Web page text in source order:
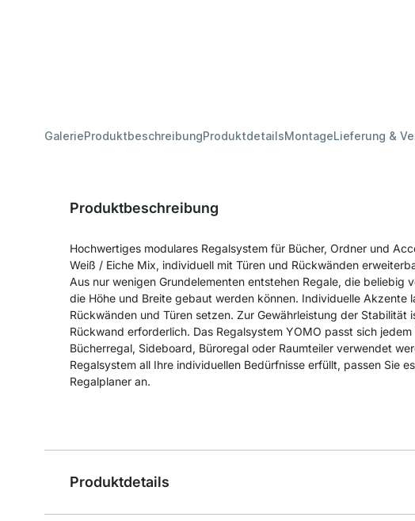
GalerieProduktbeschreibungProduktdetailsMontageLieferung &
Produktbeschreibung
Hochwertiges modulares Regalsystem für Bücher, Ordner und
Weiß / Eiche Mix, individuell mit Türen und Rückwänden
Aus nur wenigen Grundelementen entstehen Regale, die beliebig
die Höhe und Breite gebaut werden können. Individuelle Akzente
Rückwänden und Türen setzen. Zur Gewährleistung der Stabilität
Rückwand erforderlich. Das Regalsystem YOMO passt sich
Bücherregal, Sideboard, Büroregal oder Raumteiler verwendet
Regalsystem all Ihre individuellen Bedürfnisse erfüllt, passen Sie
Regalplaner an.
Produktdetails